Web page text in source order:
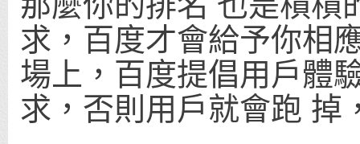
求，百度才會給予你相
場上，百度提倡用戶體
求，否則用戶就會跑 掉